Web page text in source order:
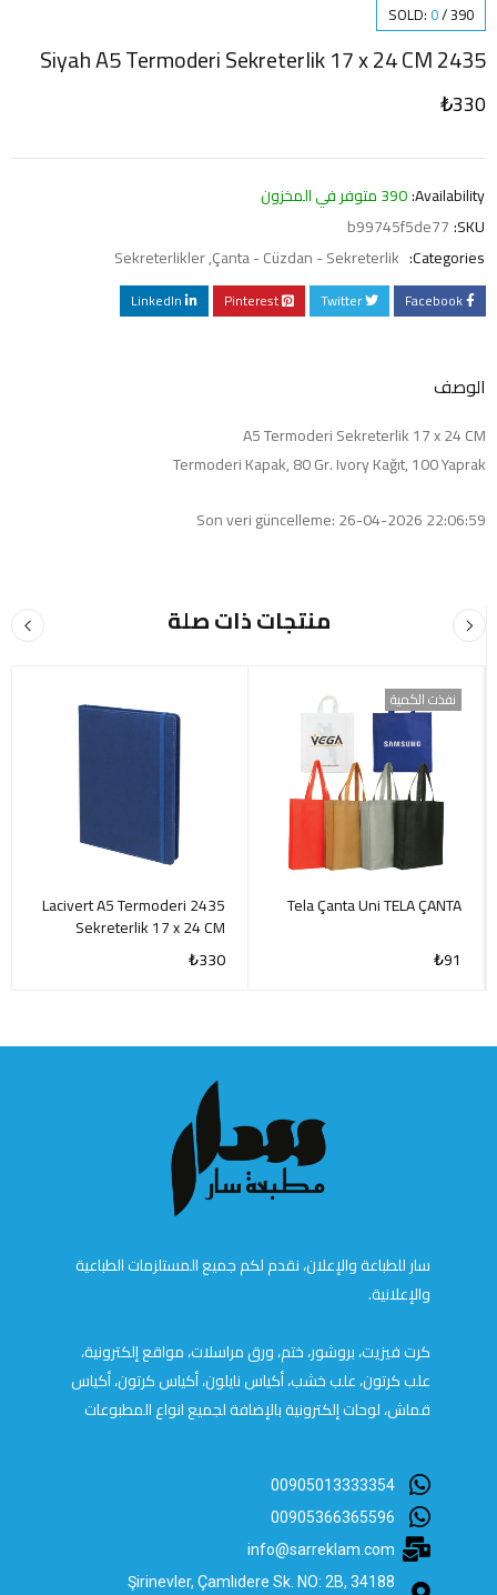
SOLD: 0/390
2435 Siyah A5 Termoderi Sekreterlik 17 x 24 CM
₺330
Availability: 390 متوفر في المخزون
SKU:
b99745f5de77
Categories:
Çanta - Cüzdan - Sekreterlik
,
Sekreterlikler
Facebook
Twitter
Pinterest
LinkedIn
الوصف
A5 Termoderi Sekreterlik 17 x 24 CM
Termoderi Kapak, 80 Gr. Ivory Kağıt, 100 Yaprak
Son veri güncelleme: 26-04-2026 22:06:59
منتجات ذات صلة
نفذت الكمية
Tela Çanta Uni TELA ÇANTA
₺91
2435 Lacivert A5 Termoderi
Sekreterlik 17 x 24 CM
₺330
سار للطباعة والإعلان، نقدم لكم جميع المستلزمات الطباعية
والإعلانية.
كرت فيزيت، بروشور، ختم، ورق مراسلات، مواقع إلكترونية،
علب كرتون، علب خشب، أكياس نايلون، أكياس كرتون، أكياس
قماش، لوحات إلكترونية بالإضافة لجميع انواع المطبوعات
00905013333354
00905366365596
info@sarreklam.com
Şirinevler, Çamlıdere Sk. NO: 2B, 34188